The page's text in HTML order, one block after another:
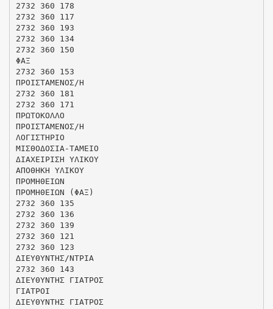
2732 360 178
2732 360 117
2732 360 193
2732 360 134
2732 360 150
ΦΑΞ
2732 360 153
ΠΡΟΙΣΤΑΜΕΝΟΣ/Η
2732 360 181
2732 360 171
ΠΡΩΤΟΚΟΛΛΟ
ΠΡΟΙΣΤΑΜΕΝΟΣ/Η
ΛΟΓΙΣΤΗΡΙΟ
ΜΙΣΘΟΔΟΣΙΑ-ΤΑΜΕΙΟ
ΔΙΑΧΕΙΡΙΣΗ ΥΛΙΚΟΥ
ΑΠΟΘΗΚΗ ΥΛΙΚΟΥ
ΠΡΟΜΗΘΕΙΩΝ
ΠΡΟΜΗΘΕΙΩΝ (ΦΑΞ)
2732 360 135
2732 360 136
2732 360 139
2732 360 121
2732 360 123
∆ΙΕΥΘΥΝΤΗΣ/ΝΤΡΙΑ
2732 360 143
∆ΙΕΥΘΥΝΤΗΣ ΓΙΑΤΡΟΣ
ΓΙΑΤΡΟΙ
∆ΙΕΥΘΥΝΤΗΣ ΓΙΑΤΡΟΣ